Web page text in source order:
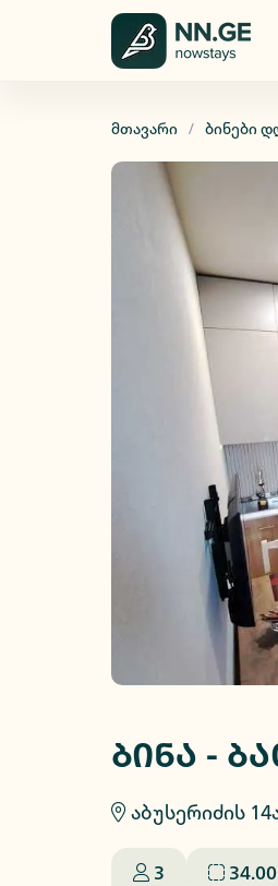
მთავარი ბინები
ბინა -
აბუსერიძის
3 34.00